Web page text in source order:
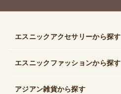
エスニックアクセサリーから探す
エスニックファッションから探す
アジアン雑貨から探す